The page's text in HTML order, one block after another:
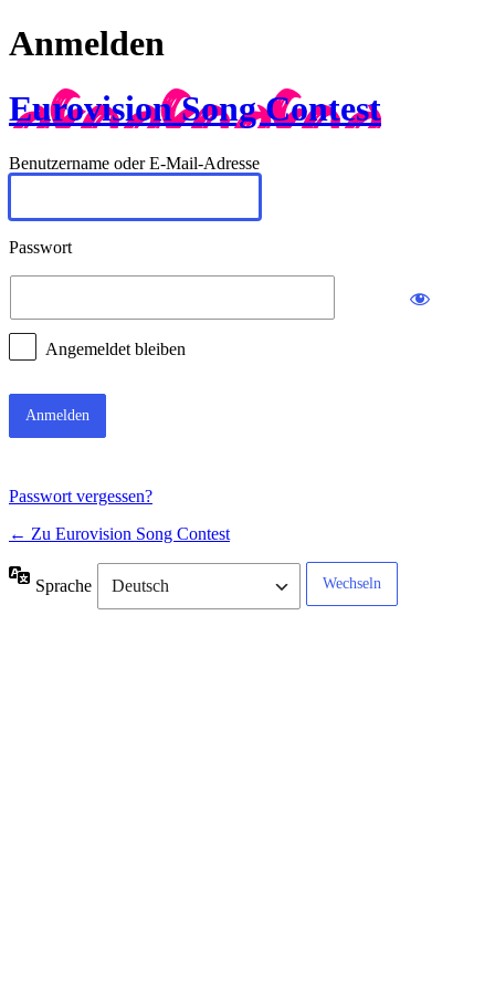
Anmelden
Eurovision Song Contest
Benutzername oder E-Mail-Adresse
Passwort
Angemeldet bleiben
Passwort vergessen?
← Zu Eurovision Song Contest
Sprache